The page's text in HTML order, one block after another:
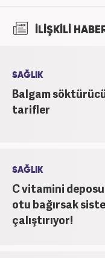
İLİŞKİLİ
SAĞLIK
Balgam
tarifler
SAĞLIK
C vitamini
otu bağırsak
çalıştırıyor!